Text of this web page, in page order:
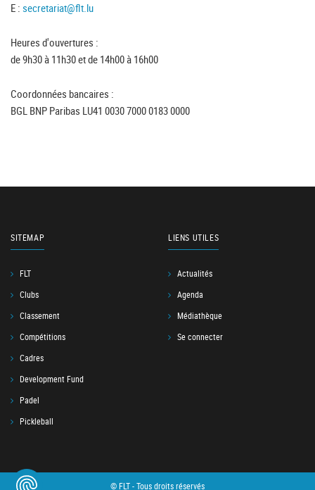
E : secretariat@flt.lu
Heures d'ouvertures :
de 9h30 à 11h30 et de 14h00 à 16h00
Coordonnées bancaires :
BGL BNP Paribas LU41 0030 7000 0183 0000
SITEMAP
FLT
Clubs
Classement
Compétitions
Cadres
Development Fund
Padel
Pickleball
LIENS UTILES
Actualités
Agenda
Médiathèque
Se connecter
© FLT - Tous droits réservés